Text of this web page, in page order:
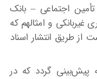
اجتماعی – بانک
غیربانکی و امثالهم که
طریق انتشار اسناد
پیش‌بینی گردد که در